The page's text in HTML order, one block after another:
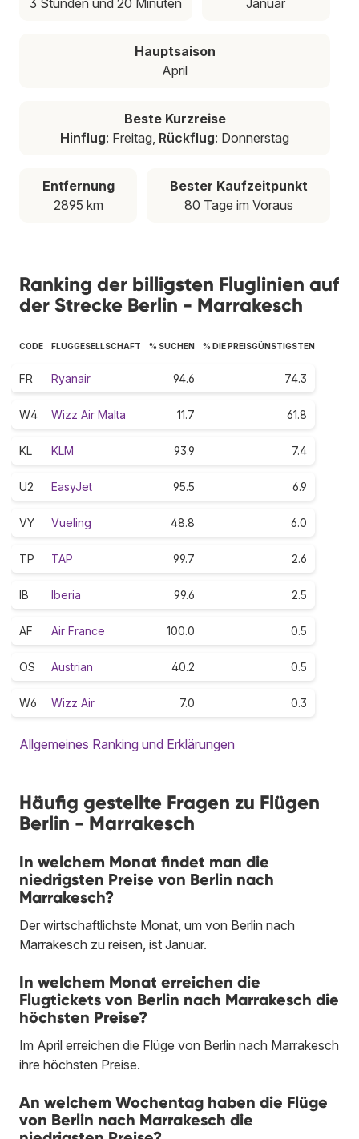
Hauptsaison
April
Beste Kurzreise
Hinflug: Freitag, Rückflug: Donnerstag
Entfernung
2895 km
Bester Kaufzeitpunkt
80 Tage im Voraus
Ranking der billigsten Fluglinien auf
der Strecke Berlin - Marrakesch
CODE FLUGGESELLSCHAFT % SUCHEN % DIE PREISGÜNSTIGSTEN
FR Ryanair 94.6 74.3
W4 Wizz Air Malta 11.7 61.8
KL KLM 93.9 7.4
U2 EasyJet 95.5 6.9
VY Vueling 48.8 6.0
TP TAP 99.7 2.6
IB Iberia 99.6 2.5
AF Air France 100.0 0.5
OS Austrian 40.2 0.5
W6 Wizz Air 7.0 0.3
Allgemeines Ranking und Erklärungen
Häufig gestellte Fragen zu Flügen
Berlin - Marrakesch
In welchem Monat findet man die
niedrigsten Preise von Berlin nach
Marrakesch?
Der wirtschaftlichste Monat, um von Berlin nach
Marrakesch zu reisen, ist Januar.
In welchem Monat erreichen die
Flugtickets von Berlin nach Marrakesch die
höchsten Preise?
Im April erreichen die Flüge von Berlin nach Marrakesch
ihre höchsten Preise.
An welchem Wochentag haben die Flüge
von Berlin nach Marrakesch die